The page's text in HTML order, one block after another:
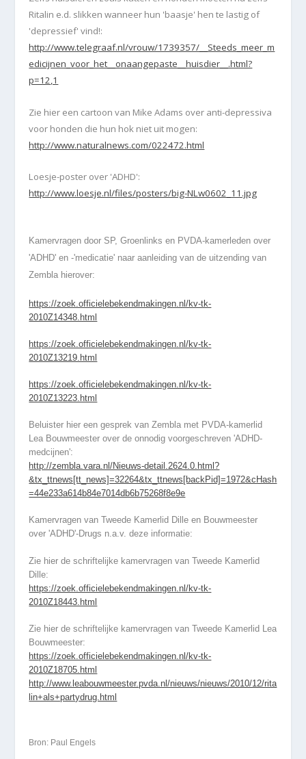
Ritalin e.d. slikken wanneer hun 'baasje' hen te lastig of
'depressief' vind!:
http://www.telegraaf.nl/vrouw/1739357/__Steeds_meer_m
edicijnen_voor_het__onaangepaste__huisdier__.html?
p=12,1
Zie hier een cartoon van Mike Adams over anti-depressiva
voor honden die hun hok niet uit mogen:
http://www.naturalnews.com/022472.html
Loesje-poster over 'ADHD':
http://www.loesje.nl/files/posters/big-NLw0602_11.jpg
Kamervragen door SP, Groenlinks en PVDA-kamerleden over
'ADHD' en -'medicatie' naar aanleiding van de uitzending van
Zembla hierover:
https://zoek.officielebekendmakingen.nl/kv-tk-
2010Z14348.html
https://zoek.officielebekendmakingen.nl/kv-tk-
2010Z13219.html
https://zoek.officielebekendmakingen.nl/kv-tk-
2010Z13223.html
Beluister hier een gesprek van Zembla met PVDA-kamerlid
Lea Bouwmeester over de onnodig voorgeschreven 'ADHD-
medcijnen':
http://zembla.vara.nl/Nieuws-detail.2624.0.html?
&tx_ttnews[tt_news]=32264&tx_ttnews[backPid]=1972&cHash
=44e233a614b84e7014db6b75268f8e9e
Kamervragen van Tweede Kamerlid Dille en Bouwmeester
over 'ADHD'-Drugs n.a.v. deze informatie:
Zie hier de schriftelijke kamervragen van Tweede Kamerlid
Dille:
https://zoek.officielebekendmakingen.nl/kv-tk-
2010Z18443.html
Zie hier de schriftelijke kamervragen van Tweede Kamerlid Lea
Bouwmeester:
https://zoek.officielebekendmakingen.nl/kv-tk-
2010Z18705.html
http://www.leabouwmeester.pvda.nl/nieuws/nieuws/2010/12/rita
lin+als+partydrug.html
Bron: Paul Engels